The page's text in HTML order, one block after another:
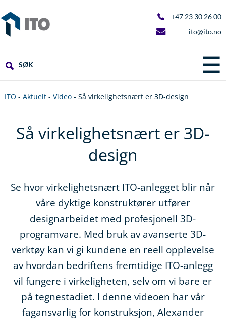
+47 23 30 26 00
ito@ito.no
☰
SØK
ITO - Aktuelt- Video- Så virkelighetsnært er 3D-design
Så virkelighetsnært er 3D-
design
Se hvor virkelighetsnært ITO-anlegget blir når
våre dyktige konstruktører utfører
designarbeidet med profesjonell 3D-
programvare. Med bruk av avanserte 3D-
verktøy kan vi gi kundene en reell opplevelse
av hvordan bedriftens fremtidige ITO-anlegg
vil fungere i virkeligheten, selv om vi bare er
på tegnestadiet. I denne videoen har vår
fagansvarlig for konstruksjon, Alexander